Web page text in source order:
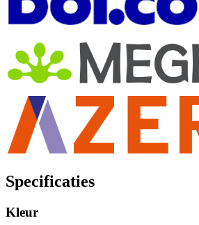
Specificaties
Kleur